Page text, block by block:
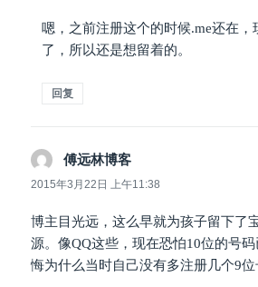
嗯，之前注册这个的时候.me还在
了，所以还是想留着的。
回复
傅远林博客
道：
2015年3月22日 上午11:38
博主目光远，这么早就为孩子留下了
源。像QQ这些，现在恐怕10位的号
悔为什么当时自己没有多注册几个9位